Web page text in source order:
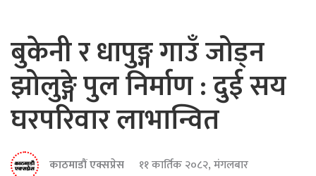
बुकेनी र धापुङ्ग गाउँ जोड्न
झोलुङ्गे पुल निर्माण : दुई सय
घरपरिवार लाभान्वित
काठमाडौं एक्सप्रेस ११ कार्तिक २०८२, मंगलबार